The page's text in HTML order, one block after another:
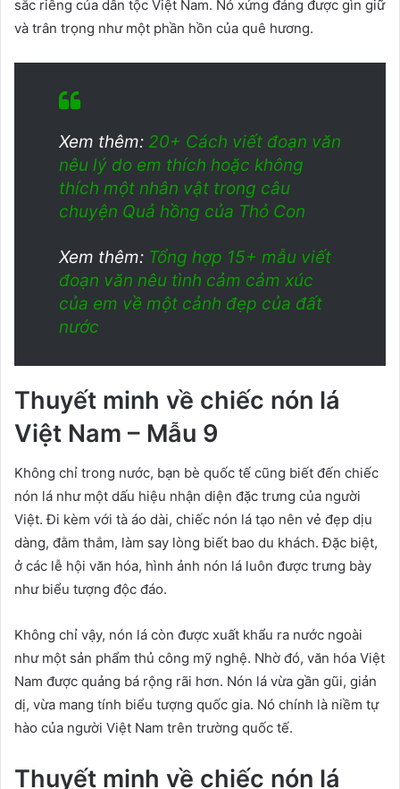
sắc riêng của dân tộc Việt Nam. Nó xứng đáng được gìn giữ
và trân trọng như một phần hồn của quê hương.
Xem thêm: 20+ Cách viết đoạn văn
nêu lý do em thích hoặc không
thích một nhân vật trong câu
chuyện Quả hồng của Thỏ Con
Xem thêm: Tổng hợp 15+ mẫu viết
đoạn văn nêu tình cảm cảm xúc
của em về một cảnh đẹp của đất
nước
Thuyết minh về chiếc nón lá
Việt Nam – Mẫu 9
Không chỉ trong nước, bạn bè quốc tế cũng biết đến chiếc
nón lá như một dấu hiệu nhận diện đặc trưng của người
Việt. Đi kèm với tà áo dài, chiếc nón lá tạo nên vẻ đẹp dịu
dàng, đằm thắm, làm say lòng biết bao du khách. Đặc biệt,
ở các lễ hội văn hóa, hình ảnh nón lá luôn được trưng bày
như biểu tượng độc đáo.
Không chỉ vậy, nón lá còn được xuất khẩu ra nước ngoài
như một sản phẩm thủ công mỹ nghệ. Nhờ đó, văn hóa Việt
Nam được quảng bá rộng rãi hơn. Nón lá vừa gần gũi, giản
dị, vừa mang tính biểu tượng quốc gia. Nó chính là niềm tự
hào của người Việt Nam trên trường quốc tế.
Thuyết minh về chiếc nón lá